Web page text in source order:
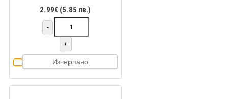
2.99€ (5.85 лв.)
-
+
Изчерпано